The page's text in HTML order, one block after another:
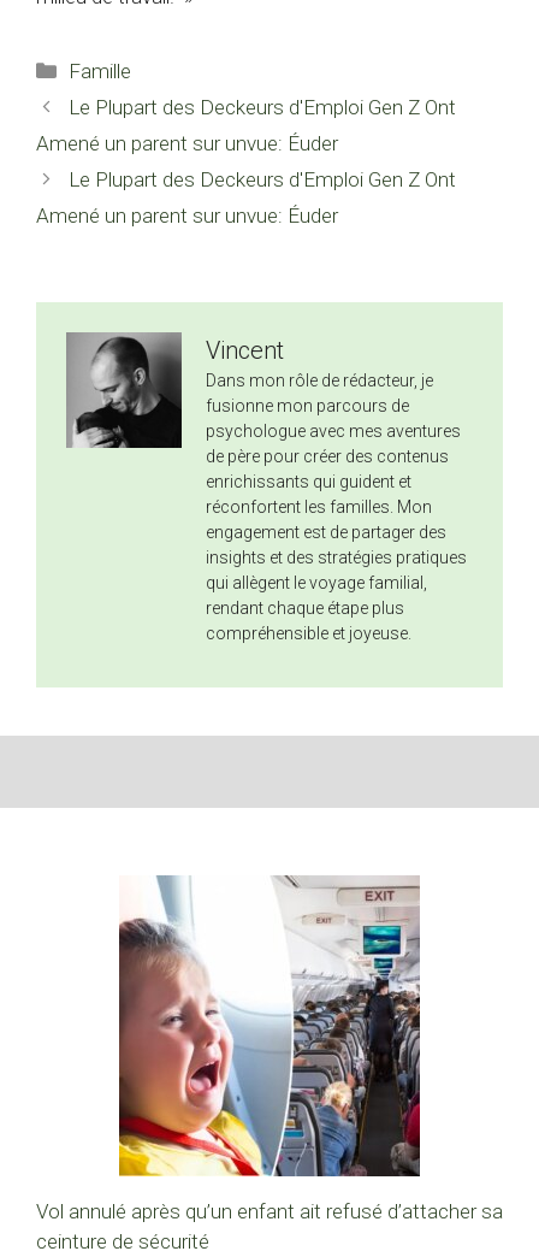
Catégories
Famille
Le Plupart des Deckeurs d'Emploi Gen Z Ont
Amené un parent sur unvue: Éuder
Le Plupart des Deckeurs d'Emploi Gen Z Ont
Amené un parent sur unvue: Éuder
Vincent
Dans mon rôle de rédacteur, je
fusionne mon parcours de
psychologue avec mes aventures
de père pour créer des contenus
enrichissants qui guident et
réconfortent les familles. Mon
engagement est de partager des
insights et des stratégies pratiques
qui allègent le voyage familial,
rendant chaque étape plus
compréhensible et joyeuse.
Vol annulé après qu’un enfant ait refusé d’attacher sa
ceinture de sécurité